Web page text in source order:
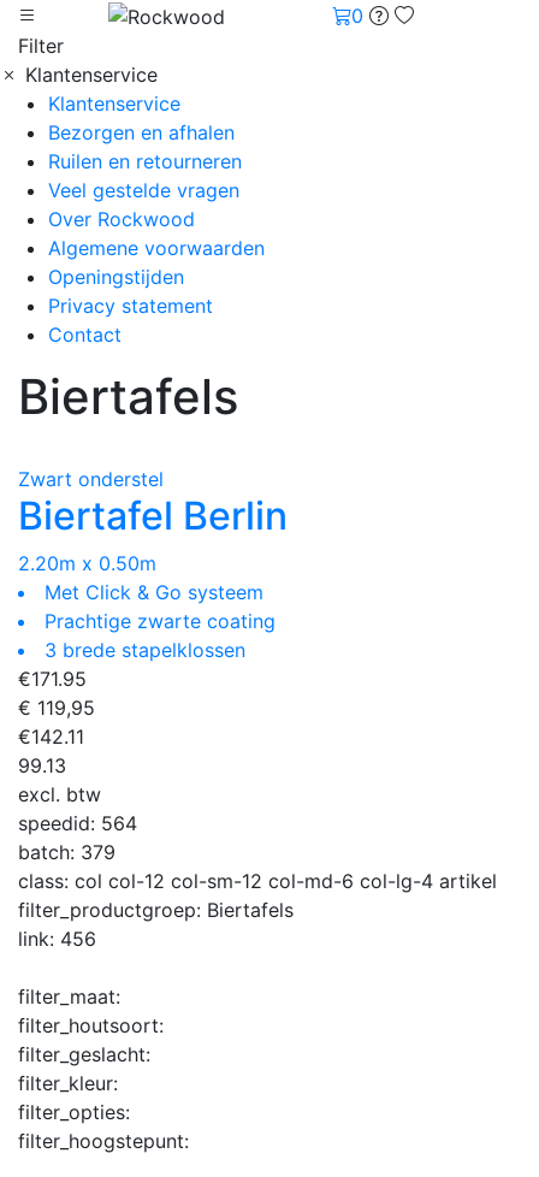
0
Filter
Klantenservice
Klantenservice
Bezorgen en afhalen
Ruilen en retourneren
Veel gestelde vragen
Over Rockwood
Algemene voorwaarden
Openingstijden
Privacy statement
Contact
Biertafels
Zwart onderstel
Biertafel Berlin
2.20m x 0.50m
Met Click & Go systeem
Prachtige zwarte coating
3 brede stapelklossen
€171.95
€ 119,95
€142.11
99.13
excl. btw
speedid: 564
batch: 379
class: col col-12 col-sm-12 col-md-6 col-lg-4 artikel
filter_productgroep: Biertafels
link: 456
filter_maat:
filter_houtsoort:
filter_geslacht:
filter_kleur:
filter_opties:
filter_hoogstepunt: